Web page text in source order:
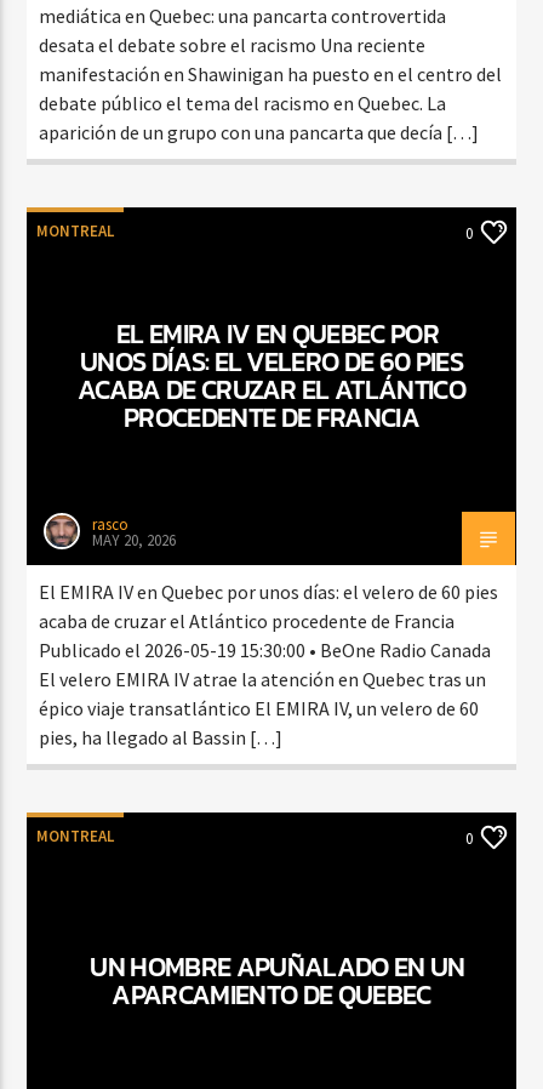
mediática en Quebec: una pancarta controvertida
desata el debate sobre el racismo Una reciente
manifestación en Shawinigan ha puesto en el centro del
debate público el tema del racismo en Quebec. La
aparición de un grupo con una pancarta que decía […]
MONTREAL 0
EL EMIRA IV EN QUEBEC POR
UNOS DÍAS: EL VELERO DE 60 PIES
ACABA DE CRUZAR EL ATLÁNTICO
PROCEDENTE DE FRANCIA
rasco
MAY 20, 2026
El EMIRA IV en Quebec por unos días: el velero de 60 pies
acaba de cruzar el Atlántico procedente de Francia
Publicado el 2026-05-19 15:30:00 • BeOne Radio Canada
El velero EMIRA IV atrae la atención en Quebec tras un
épico viaje transatlántico El EMIRA IV, un velero de 60
pies, ha llegado al Bassin […]
MONTREAL 0
UN HOMBRE APUÑALADO EN UN
APARCAMIENTO DE QUEBEC